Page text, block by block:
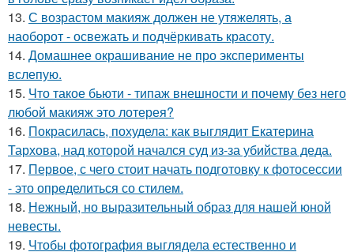
13. С возрастом макияж должен не утяжелять, а
наоборот - освежать и подчёркивать красоту.
14. Домашнее окрашивание не про эксперименты
вслепую.
15. Что такое бьюти - типаж внешности и почему без него
любой макияж это лотерея?
16. Покрасилась, похудела: как выглядит Екатерина
Тархова, над которой начался суд из-за убийства деда.
17. Первое, с чего стоит начать подготовку к фотосессии
- это определиться со стилем.
18. Нежный, но выразительный образ для нашей юной
невесты.
19. Чтобы фотография выглядела естественно и